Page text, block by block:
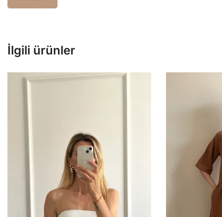
İlgili ürünler